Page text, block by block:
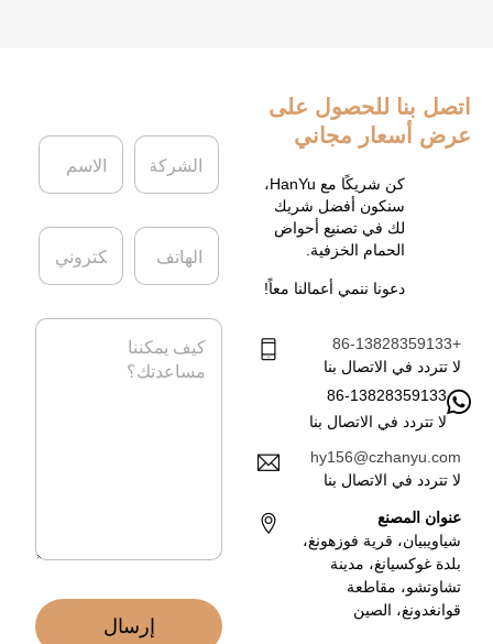
اتصل بنا للحصول على
عرض أسعار مجاني
كن شريكًا مع HanYu،
سنكون أفضل شريك
لك في تصنيع أحواض
الحمام الخزفية.
دعونا ننمي أعمالنا معاً!
+86-13828359133
لا تتردد في الاتصال بنا
86-13828359133
لا تتردد في الاتصال بنا
hy156@czhanyu.com
لا تتردد في الاتصال بنا
عنوان المصنع
شياويبيان، قرية فوزهونغ،
بلدة غوكسيانغ، مدينة
تشاوتشو، مقاطعة
قوانغدونغ، الصين
ا
ا
م
ا
ش
ك
ا
ب
ي
ا
ه
ت
ف
ا
إرسال